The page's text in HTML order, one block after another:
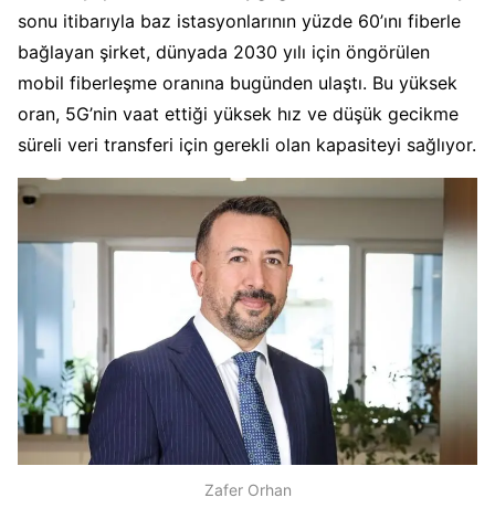
sonu itibarıyla baz istasyonlarının yüzde 60’ını fiberle
bağlayan şirket, dünyada 2030 yılı için öngörülen
mobil fiberleşme oranına bugünden ulaştı. Bu yüksek
oran, 5G’nin vaat ettiği yüksek hız ve düşük gecikme
süreli veri transferi için gerekli olan kapasiteyi sağlıyor.
Zafer Orhan